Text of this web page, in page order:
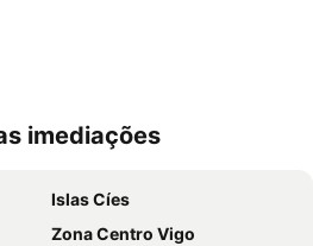
imediações
Islas Cíes
Zona Centro Vigo